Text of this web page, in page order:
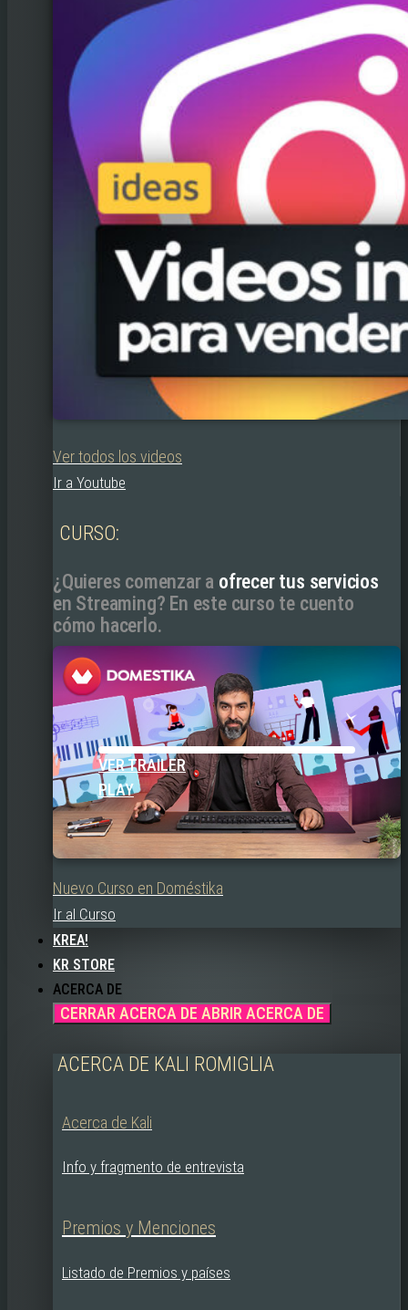
Ver todos los videos
Ir a Youtube
CURSO:
¿Quieres comenzar a ofrecer tus servicios
en Streaming? En este curso te cuento
cómo hacerlo.
VER TRAILER
PLAY
Nuevo Curso en Doméstika
Ir al Curso
KREA!
KR STORE
ACERCA DE
CERRAR ACERCA DE ABRIR ACERCA DE
ACERCA DE KALI ROMIGLIA
Acerca de Kali
Info y fragmento de entrevista
Premios y Menciones
Listado de Premios y países